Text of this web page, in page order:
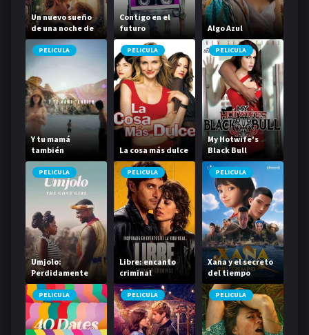
Un nuevo sueño
de una noche de
verano
Contigo en el
futuro
Algo Azul
PELICULA
Y tu mamá
también
PELICULA
La cosa más dulce
PELICULA
My Hotwife's
Black Bull
PELICULA
Umjolo:
Perdidamente
enamorada
PELICULA
Libre: encanto
criminal
PELICULA
Xana y el secreto
del tiempo
PELICULA PELICULA PELICULA